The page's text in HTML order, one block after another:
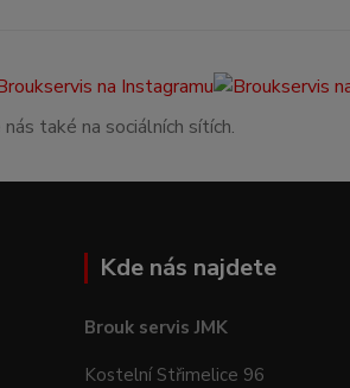
také na sociálních sítích.
Kde nás najdete
Brouk servis JMK
Kostelní Střimelice 96